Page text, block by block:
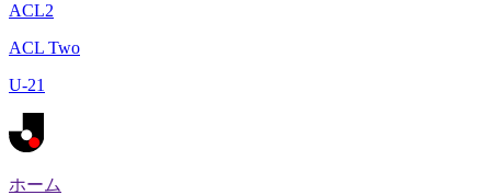
ACL2
ACL Two
U-21
ホーム